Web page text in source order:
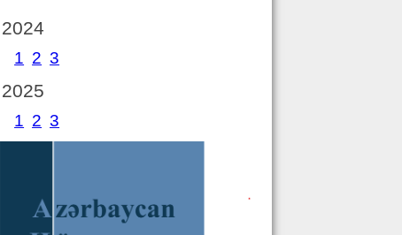
2024
1 2 3
2025
1 2 3